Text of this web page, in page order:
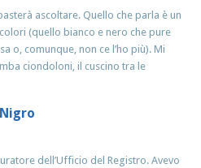
ascoltare. Quello che parla è un
(quello bianco e nero che pure
o, comunque, non ce l’ho più). Mi
ciondoloni, il cuscino tra le
dell’Ufficio del Registro. Avevo